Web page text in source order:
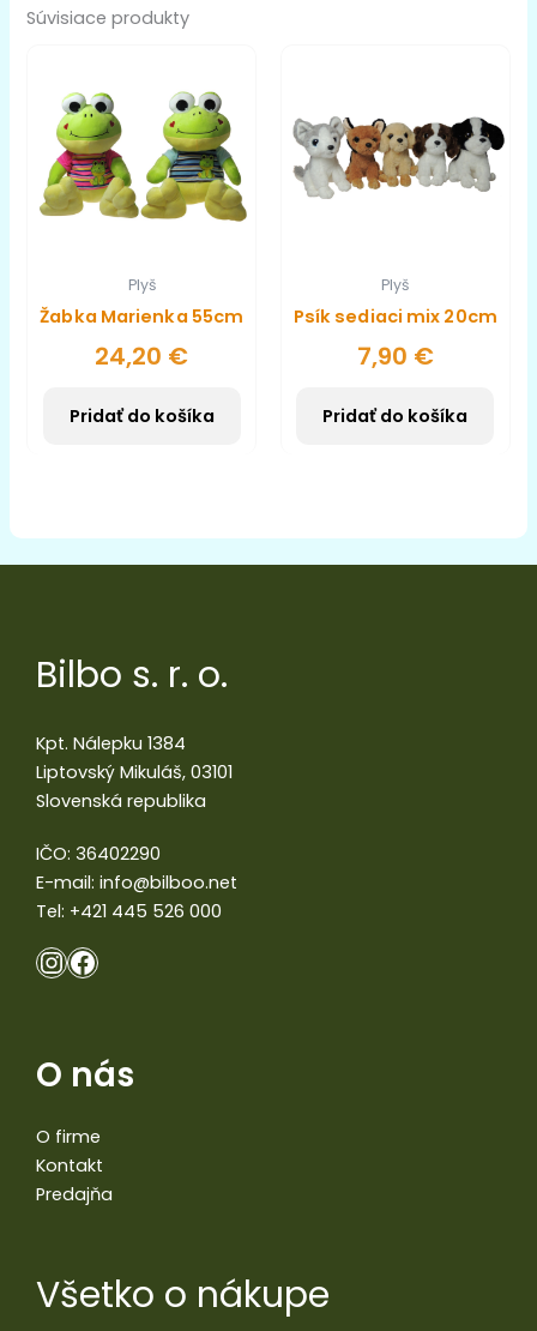
Súvisiace produkty
Plyš
Žabka Marienka 55cm
24,20 €
Pridať do košíka
Plyš
Psík sediaci mix 20cm
7,90 €
Pridať do košíka
Bilbo s. r. o.
Kpt. Nálepku 1384
Liptovský Mikuláš, 03101
Slovenská republika
IČO: 36402290
E-mail: info@bilboo.net
Tel: +421 445 526 000
O nás
O firme
Kontakt
Predajňa
Všetko o nákupe